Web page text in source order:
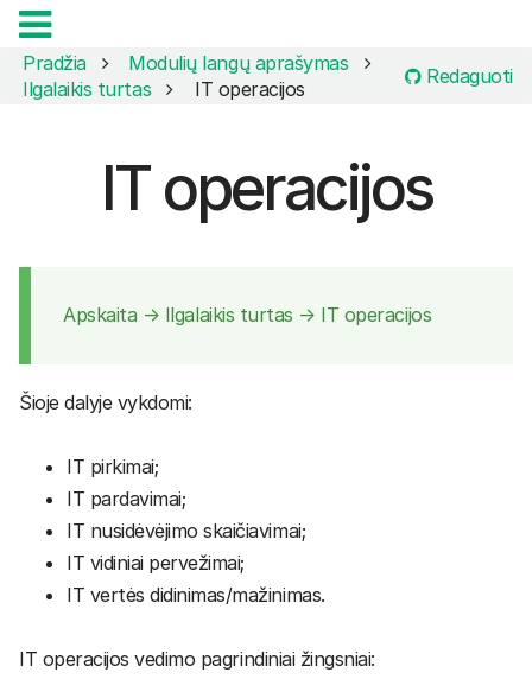
Redaguoti
Pradžia
Modulių langų aprašymas
Ilgalaikis turtas
IT operacijos
IT operacijos
Apskaita → Ilgalaikis turtas → IT operacijos
Šioje dalyje vykdomi:
IT pirkimai;
IT pardavimai;
IT nusidėvėjimo skaičiavimai;
IT vidiniai pervežimai;
IT vertės didinimas/mažinimas.
IT operacijos vedimo pagrindiniai žingsniai: